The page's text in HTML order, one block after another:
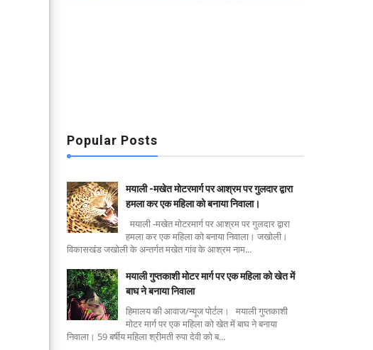
Popular Posts
मयाली -मखेत मोटरमार्ग पर आश्रम पर गुलदार द्वारा
हमला कर एक महिला को बनाया निवाला।
मयाली -मखेत मोटरमार्ग पर आश्रम पर गुलदार द्वारा
हमला कर एक महिला को बनाया निवाला। जखोली।
विकासखंड जखोली के अन्तर्गत मखेत गांव के आश्रम नाम...
मयाली गुप्तकाशी मोटर मार्ग पर एक महिला को खेत में
बाघ ने बनाया निवाला
हिमालय की आवाज/न्यूज पोर्टल। मयाली गुप्तकाशी
मोटर मार्ग पर एक महिला को खेत में बाघ ने बनाया
निवाला। 59 बर्षीय महिला श्रीमती रुपा देवी को ब...